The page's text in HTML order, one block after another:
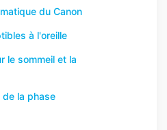
du Canon
à l'oreille
le sommeil et la
de la phase